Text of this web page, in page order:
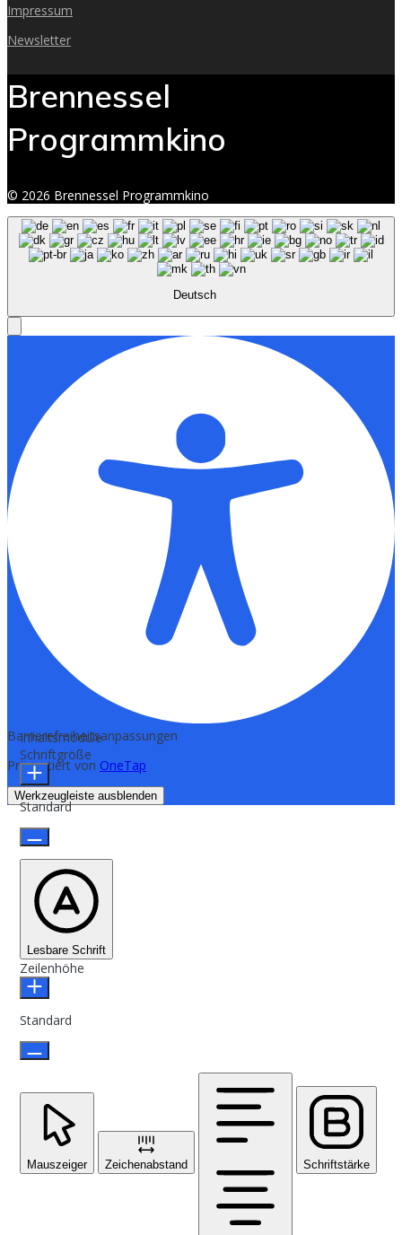
Impressum
Newsletter
Brennessel
Programmkino
© 2026 Brennessel Programmkino
Deutsch
Barrierefreiheitsanpassungen
Präsentiert von OneTap
Werkzeugleiste ausblenden
Inhaltsmodule
Schriftgröße
Standard
Lesbare Schrift
Zeilenhöhe
Standard
Mauszeiger Zeichenabstand Schriftstärke